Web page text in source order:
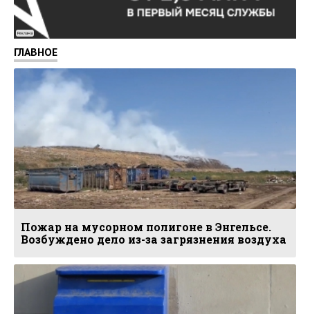
Реклама
ГЛАВНОЕ
Пожар на мусорном полигоне в Энгельсе.
Возбуждено дело из-за загрязнения воздуха